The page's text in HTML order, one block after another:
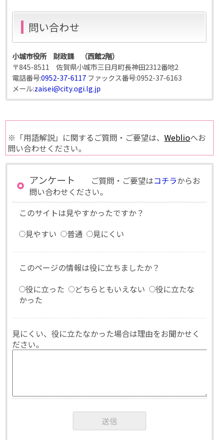
問い合わせ
小城市役所 財政課 （西館2階）
〒845-8511 佐賀県小城市三日月町長神田2312番地2
電話番号:0952-37-6117 ファックス番号:0952-37-6163
メール:zaisei@city.ogi.lg.jp
※「用語解説」に関するご質問・ご要望は、Weblioへお
問い合わせください。
アンケート ご質問・ご要望はコチラからお
問い合わせください。
このサイトは見やすかったですか？
見やすい
普通 見にくい
このページの情報は役に立ちましたか？
役に立った
どちらともいえない
役に立たな
かった
見にくい、役に立たなかった場合は理由をお聞かせく
ださい。